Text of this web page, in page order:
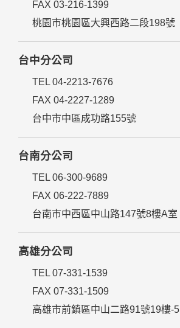
FAX 03-216-1399
桃園市桃園區大興西路二段198號
台中分公司
TEL 04-2213-7676
FAX 04-2227-1289
台中市中區成功路155號
台南分公司
TEL 06-300-9689
FAX 06-222-7889
台南市中西區中山路147號8樓A室
高雄分公司
TEL 07-331-1539
FAX 07-331-1509
高雄市前鎮區中山二路91號19樓-5